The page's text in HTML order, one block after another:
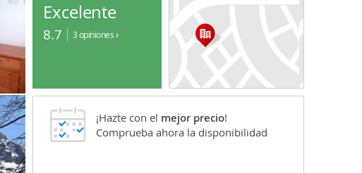
Excelente
8.7 3 opiniones
¡Hazte con el mejor precio!
Comprueba ahora la disponibilidad